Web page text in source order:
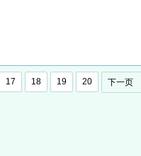
17 18 19 20 下一页